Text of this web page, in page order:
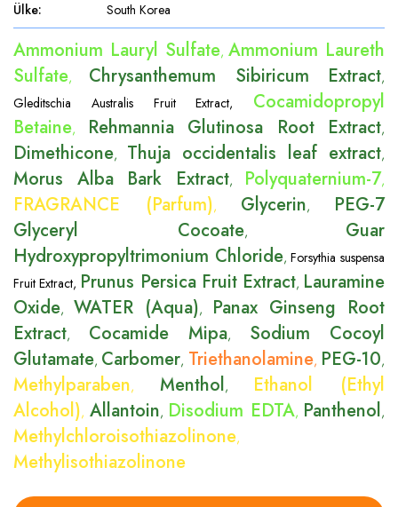
Ülke: South Korea
Ammonium Lauryl Sulfate,Ammonium Laureth
Sulfate, Chrysanthemum Sibiricum Extract,
Gleditschia Australis Fruit Extract, Cocamidopropyl
Betaine, Rehmannia Glutinosa Root Extract,
Dimethicone, Thuja occidentalis leaf extract,
Morus Alba Bark Extract, Polyquaternium-7,
FRAGRANCE (Parfum), Glycerin, PEG-7
Glyceryl Cocoate, Guar
Hydroxypropyltrimonium Chloride,Forsythia suspensa
Fruit Extract, Prunus Persica Fruit Extract, Lauramine
Oxide, WATER (Aqua), Panax Ginseng Root
Extract, Cocamide Mipa, Sodium Cocoyl
Glutamate, Carbomer, Triethanolamine, PEG-10,
Methylparaben, Menthol, Ethanol (Ethyl
Alcohol), Allantoin, Disodium EDTA, Panthenol,
Methylchloroisothiazolinone,
Methylisothiazolinone